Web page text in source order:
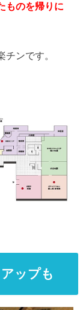
ものを帰りに
ンです。
ップも